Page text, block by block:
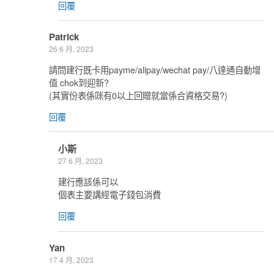
回覆
Patrick
26 6 月, 2023
請問建行既卡用payme/alipay/wechat pay/八達通自動增
值 chok到迎新?
(其實份表係咪有0以上回贈就當係合資格交易?)
回覆
小斯
27 6 月, 2023
建行應該係可以
個表主要講經電子錢包消費
回覆
Yan
17 4 月, 2023